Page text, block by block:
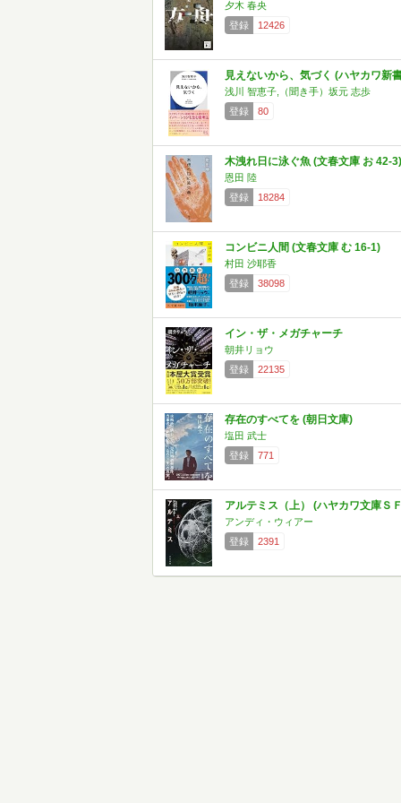
夕木 春央
登録
12426
見えないから、気づく (ハヤカワ新
浅川 智恵子,（聞き手）坂元 志歩
登録
80
木洩れ日に泳ぐ魚 (文春文庫 お 42-3)
恩田 陸
登録
18284
コンビニ人間 (文春文庫 む 16-1)
村田 沙耶香
登録
38098
イン・ザ・メガチャーチ
朝井リョウ
登録
22135
存在のすべてを (朝日文庫)
塩田 武士
登録
771
アルテミス（上） (ハヤカワ文庫Ｓ
アンディ・ウィアー
登録
2391